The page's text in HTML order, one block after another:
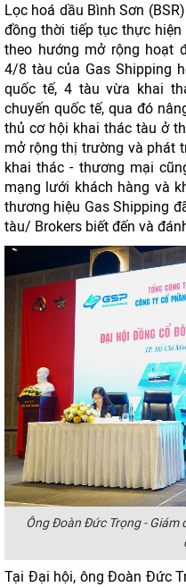
Lọc hoá dầu Bình Sơn
đồng thời tiếp tục thực
theo hướng mở rộng hoạt
4/8 tàu của Gas Shipping
quốc tế, 4 tàu vừa khai
chuyến quốc tế, qua đó
thủ cơ hội khai thác tàu ở
mở rộng thị trường và phát
khai thác - thương mại
mạng lưới khách hàng và
thương hiệu Gas Shipping
tàu/ Brokers biết đến và
Ông Đoàn Đức Trọng - Giám
Tại Đại hội, ông Đoàn Đức